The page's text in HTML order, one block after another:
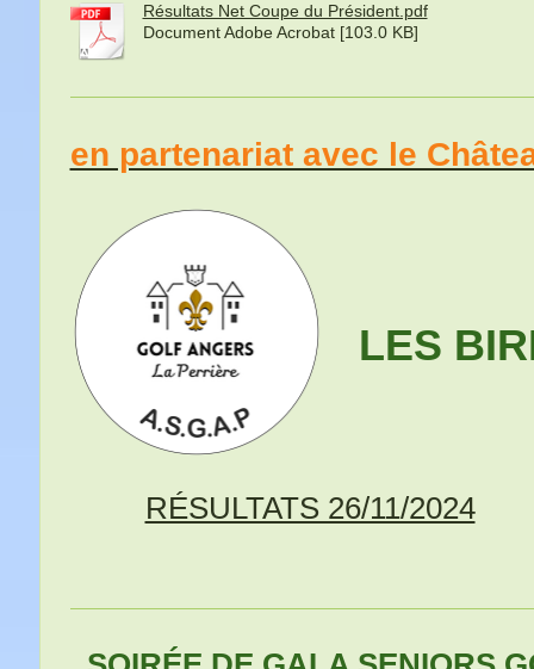
Résultats Net Coupe du Président.pdf
Document Adobe Acrobat [103.0 KB]
en partenariat avec le
LES
RÉSULTATS 26/11/2024